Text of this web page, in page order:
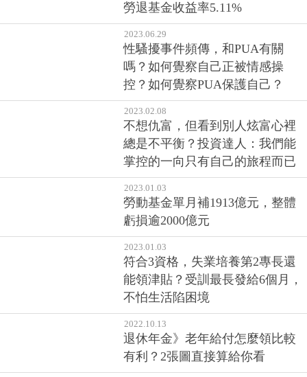
勞退基金收益率5.11%
2023.06.29
性騷擾事件頻傳，和PUA有關
嗎？如何覺察自己正被情感操
控？如何覺察PUA保護自己？
2023.02.08
不想仇富，但看到別人炫富心裡
總是不平衡？投資達人：我們能
掌控的一向只有自己的旅程而已
2023.01.03
勞動基金單月補1913億元，整體
虧損逾2000億元
2023.01.03
符合3資格，失業培養第2專長還
能領津貼？受訓最長發給6個月，
不怕生活陷困境
2022.10.13
退休年金》老年給付怎麼領比較
有利？2張圖直接算給你看